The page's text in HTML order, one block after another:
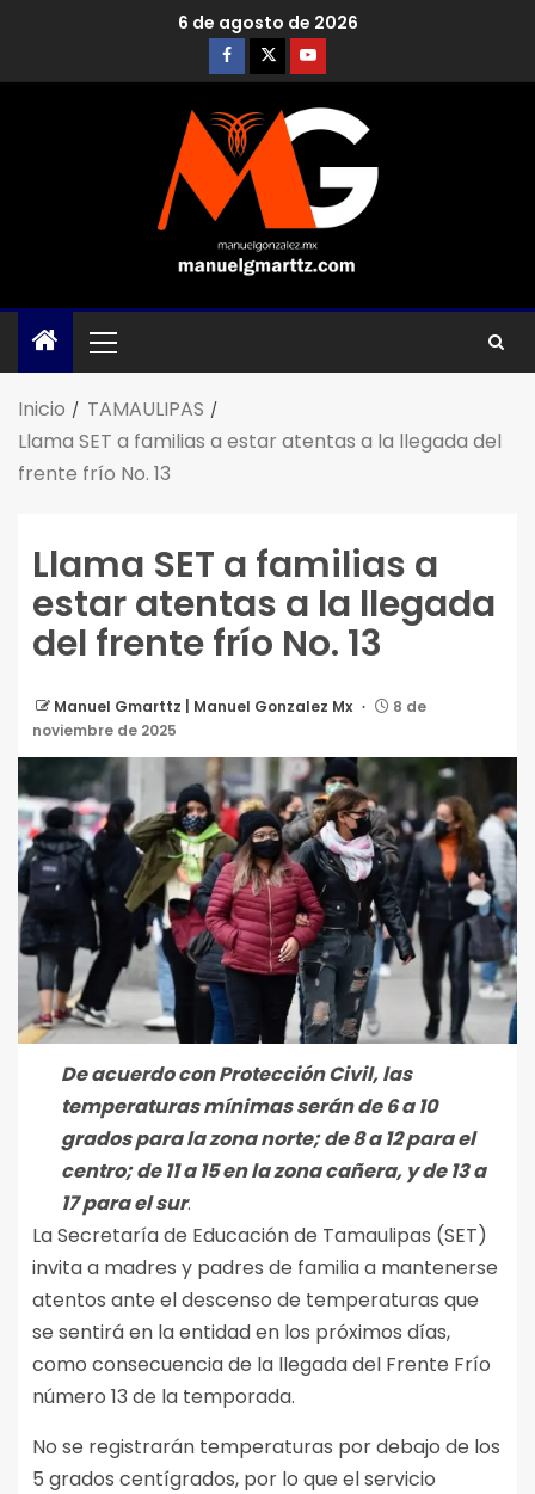
6 de agosto de 2026
Inicio
TAMAULIPAS
Llama SET a familias a estar atentas a la llegada del
frente frío No. 13
Llama SET a familias a
estar atentas a la llegada
del frente frío No. 13
Manuel Gmarttz | Manuel Gonzalez Mx
8 de
noviembre de 2025
De acuerdo con Protección Civil, las
temperaturas mínimas serán de 6 a 10
grados para la zona norte; de 8 a 12 para el
centro; de 11 a 15 en la zona cañera, y de 13 a
17 para el sur.
La Secretaría de Educación de Tamaulipas (SET)
invita a madres y padres de familia a mantenerse
atentos ante el descenso de temperaturas que
se sentirá en la entidad en los próximos días,
como consecuencia de la llegada del Frente Frío
número 13 de la temporada.
No se registrarán temperaturas por debajo de los
5 grados centígrados, por lo que el servicio